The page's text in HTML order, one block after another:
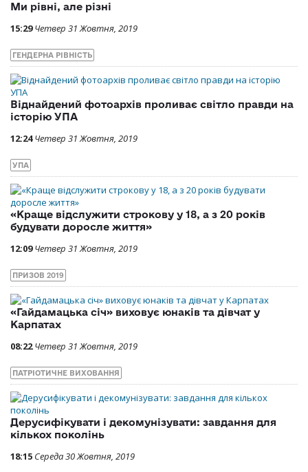
Ми рівні, але різні
15:29 Четвер 31 Жовтня, 2019
ГЕНДЕРНА РІВНІСТЬ
Віднайдений фотоархів проливає світло правди на
історію УПА
12:24 Четвер 31 Жовтня, 2019
УПА
«Краще відслужити строкову у 18, а з 20 років
будувати доросле життя»
12:09 Четвер 31 Жовтня, 2019
ПРИЗОВ 2019
«Гайдамацька січ» виховує юнаків та дівчат у
Карпатах
08:22 Четвер 31 Жовтня, 2019
ПАТРІОТИЧНЕ ВИХОВАННЯ
Дерусифікувати і декомунізувати: завдання для
кількох поколінь
18:15 Середа 30 Жовтня, 2019